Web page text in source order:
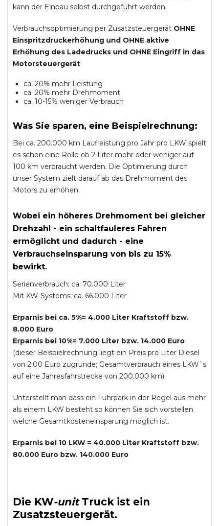
kann der Einbau selbst durchgeführt werden.
Verbrauchsoptimierung per Zusatzsteuergerät OHNE
Einspritzdruckerhöhung und OHNE aktive
Erhöhung des Ladedrucks und OHNE Eingriff in das
Motorsteuergerät
ca. 20% mehr Leistung
ca. 20% mehr Drehmoment
ca. 10-15% weniger Verbrauch
Was Sie sparen, eine Beispielrechnung:
Bei ca. 200.000 km Laufleistung pro Jahr pro LKW spielt
es schon eine Rolle ob 2 Liter mehr oder weniger auf
100 km verbraucht werden. Die Optimierung durch
unser System zielt darauf ab das Drehmoment des
Motors zu erhöhen.
Wobei ein höheres Drehmoment bei gleicher
Drehzahl - ein schaltfauleres Fahren
ermöglicht und dadurch - eine
Verbrauchseinsparung von bis zu 15%
bewirkt.
Serienverbrauch: ca. 70.000 Liter
Mit KW-Systems: ca. 66.000 Liter
Erparnis bei ca. 5%= 4.000 Liter Kraftstoff bzw.
8.000 Euro
Erparnis bei 10%= 7.000 Liter bzw. 14.000 Euro
(dieser Beispielrechnung liegt ein Preis pro Liter Diesel
von 2.00 Euro zugrunde; Gesamtverbrauch eines LKW`s
auf eine Jahresfahrstrecke von 200.000 km)
Unterstellt man dass ein Fuhrpark in der Regel aus mehr
als einem LKW besteht so können Sie sich vorstellen
welche Gesamtkosteneinsparung möglich ist.
Erparnis bei 10 LKW = 40.000 Liter Kraftstoff bzw.
80.000 Euro bzw. 140.000 Euro
Die KW-unit Truckist ein
Zusatzsteuergerät.